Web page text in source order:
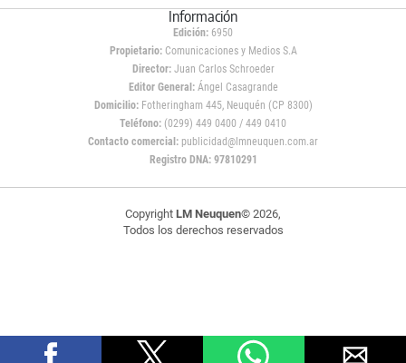
Información
Edición: 6950
Propietario:Comunicaciones y Medios S.A
Director: Juan Carlos Schroeder
Editor General:Ángel Casagrande
Domicilio:Fotheringham 445, Neuquén (CP 8300)
Teléfono: (0299) 449 0400 / 449 0410
Contacto comercial: publicidad@lmneuquen.com.ar
Registro DNA: 97810291
Copyright LM Neuquen© 2026,
Todos los derechos reservados